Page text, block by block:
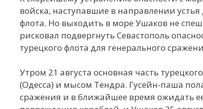
войска, наступавшие в направлении
флота. Но выходить в море Ушаков не
рисковал подвергнуть Севастополь
турецкого флота для генерального
Утром 21 августа основная часть
(Одесса) и мысом Тендра. Гусейн-паша
сражения и в ближайшее время ожидать